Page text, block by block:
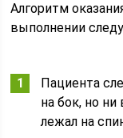
Алгоритм
выполнении
Пациента
на бок, но ни
лежал на